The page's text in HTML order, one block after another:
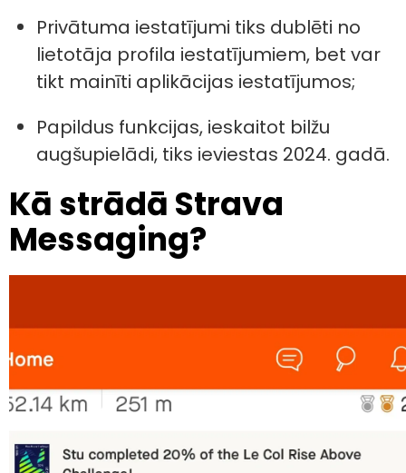
Privātuma iestatījumi tiks dublēti no
lietotāja profila iestatījumiem, bet var
tikt mainīti aplikācijas iestatījumos;
Papildus funkcijas, ieskaitot bilžu
augšupielādi, tiks ieviestas 2024. gadā.
Kā strādā Strava
Messaging?